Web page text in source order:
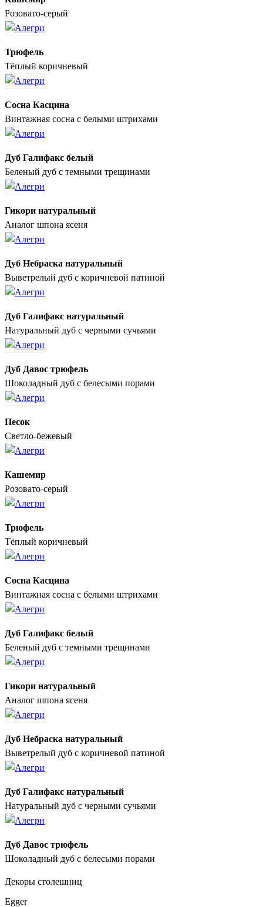
Розовато-серый
Трюфель
Тёплый коричневый
Сосна Касцина
Винтажная сосна с белыми штрихами
Дуб Галифакс белый
Беленый дуб с темными трещинами
Гикори натуральный
Аналог шпона ясеня
Дуб Небраска натуральный
Выветрелый дуб с коричневой патиной
Дуб Галифакс натуральный
Натуральный дуб с черными сучьями
Дуб Давос трюфель
Шоколадный дуб с белесыми порами
Песок
Светло-бежевый
Кашемир
Розовато-серый
Трюфель
Тёплый коричневый
Сосна Касцина
Винтажная сосна с белыми штрихами
Дуб Галифакс белый
Беленый дуб с темными трещинами
Гикори натуральный
Аналог шпона ясеня
Дуб Небраска натуральный
Выветрелый дуб с коричневой патиной
Дуб Галифакс натуральный
Натуральный дуб с черными сучьями
Дуб Давос трюфель
Шоколадный дуб с белесыми порами
Декоры столешниц
Egger